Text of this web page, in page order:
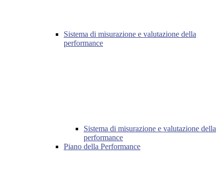
Sistema di misurazione e valutazione della
performance
Sistema di misurazione e valutazione della
performance
Piano della Performance